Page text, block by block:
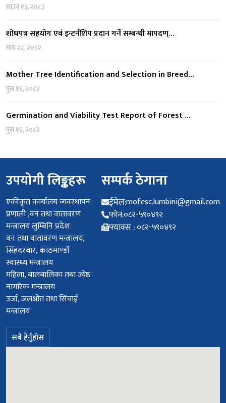
साउन १३, २०८३
शोधपत्र सहयोग एवं इन्टर्नशिप प्रदान गर्ने सम्बन्धी मापदण्…
माघ २८, २०८२
Mother Tree Identification and Selection in Breed…
पुस १६, २०८२
Germination and Viability Test Report of Forest …
पुस १६, २०८२
उपयोगी लिङ्कहरू
एकीकृत कार्यालय व्यवस्थापन
प्रणाली ,वन तथा वातावरण
मन्त्रालय लुम्बिनि प्रदेश
वन तथा वातावरण मन्त्रालय,
सिंहदरबार, काठमाण्डौँ
स्वास्थ्य मन्त्रालय
महिला, बालबालिका तथा ज्येष्ठ
नागरिक मन्त्रालय
उर्जा, जलश्रोत तथा सिंचाई
मन्त्रालय
सबै हेर्नुहोस
सम्पर्क ठेगाना
ईमेल:mofesc.lumbini@gmail.com
फोन:०८२-५९०४९२
फ्याक्स :०८२-५९०४९२